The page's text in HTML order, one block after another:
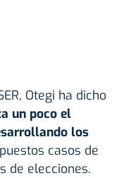
Otegi ha dicho
un poco el
los
casos de
de elecciones.